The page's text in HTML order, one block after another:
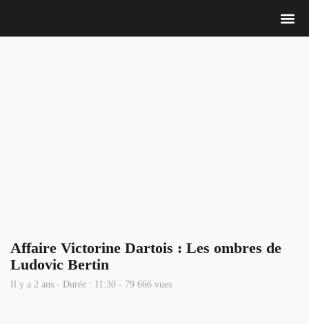
Affaire Victorine Dartois : Les ombres de
Ludovic Bertin
Il y a 2 ans - Durée : 11:30 - 79 666 vues